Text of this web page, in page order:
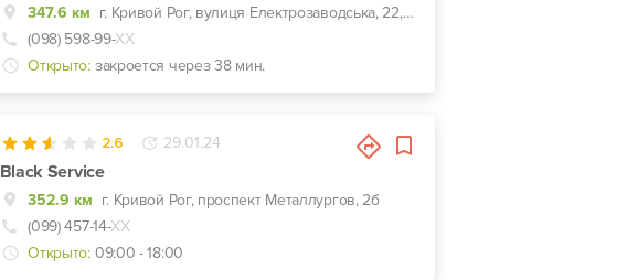
347.6 км
г. Кривой Рог, вулиця Електрозаводська, 22, Гаражний кооператив Звездний (микрорайон Заречный)
(098) 598-99-ХХ
Открыто: закроется через 38 мин.
2.6 29.01.24
Black Service
352.9 км г. Кривой Рог, проспект Металлургов, 2б
(099) 457-14-ХХ
Открыто: 09:00 - 18:00